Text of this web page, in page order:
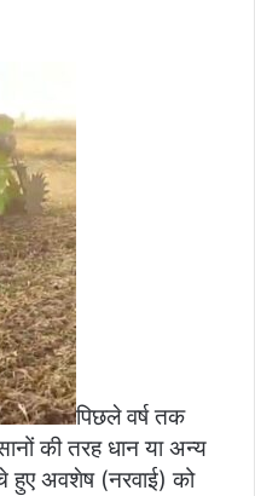
पिछले वर्ष तक
की तरह धान या अन्य
अवशेष (नरवाई) को